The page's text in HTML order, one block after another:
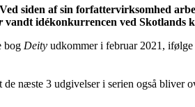
siden af sin forfattervirksomhed
vandt idékonkurrencen ved Skotlands
bog Deity udkommer i februar 2021,
næste 3 udgivelser i serien også